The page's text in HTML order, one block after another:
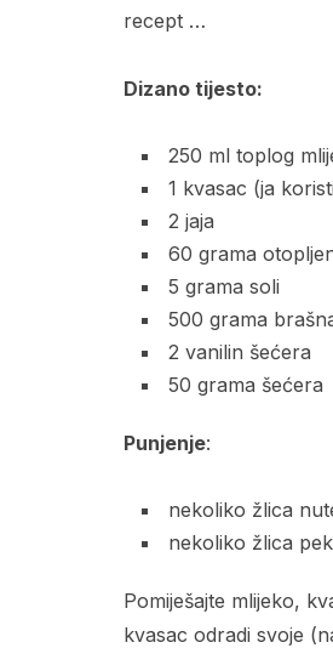
recept …
Dizano tijesto:
250 ml toplog
1 kvasac (ja
2 jaja
60 grama
5 grama soli
500 grama
2 vanilin šećera
50 grama šećera
Punjenje:
nekoliko žlica
nekoliko žlica
Pomiješajte mlijeko,
kvasac odradi svoje